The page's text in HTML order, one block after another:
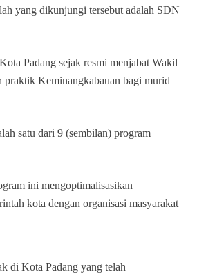
yang dikunjungi tersebut adalah SDN
Padang sejak resmi menjabat Wakil
praktik Keminangkabauan bagi murid
satu dari 9 (sembilan) program
ini mengoptimalisasikan
kota dengan organisasi masyarakat
di Kota Padang yang telah